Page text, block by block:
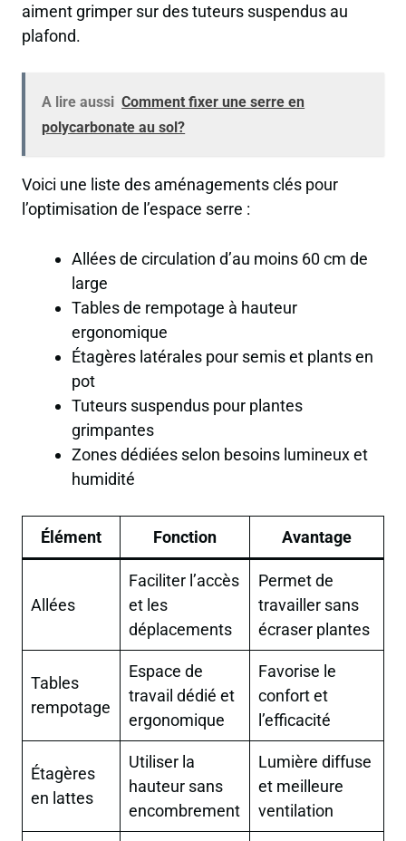
aiment grimper sur des tuteurs suspendus au
plafond.
A lire aussi Comment fixer une serre en
polycarbonate au sol?
Voici une liste des aménagements clés pour
l’optimisation de l’espace serre :
Allées de circulation d’au moins 60 cm de
large
Tables de rempotage à hauteur
ergonomique
Étagères latérales pour semis et plants en
pot
Tuteurs suspendus pour plantes
grimpantes
Zones dédiées selon besoins lumineux et
humidité
Élément Fonction Avantage
Allées
Faciliter l’accès
et les
déplacements
Permet de
travailler sans
écraser plantes
Tables
rempotage
Espace de
travail dédié et
ergonomique
Favorise le
confort et
l’efficacité
Étagères
en lattes
Utiliser la
hauteur sans
encombrement
Lumière diffuse
et meilleure
ventilation